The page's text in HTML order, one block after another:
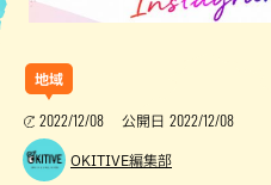
地域
2022/12/08 公開日 2022/12/08
OKITIVE編集部